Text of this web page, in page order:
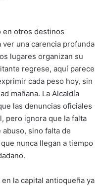
en otros destinos
una carencia profunda
lugares organizan su
regrese, aquí parece
cada peso hoy, sin
mañana. La Alcaldía
las denuncias oficiales
pero ignora que la falta
sino falta de
nunca llegan a tiempo
la capital antioqueña ya